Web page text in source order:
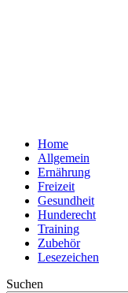
Home
Allgemein
Ernährung
Freizeit
Gesundheit
Hunderecht
Training
Zubehör
Lesezeichen
Suchen